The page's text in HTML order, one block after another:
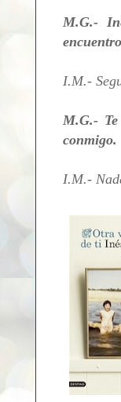
M.G.-
I.M.-
M.G.-
conmigo.
I.M.-